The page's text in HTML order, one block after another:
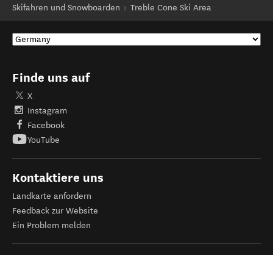
Skifahren und Snowboarden
Treble Cone Ski Area
Finde uns auf
X
Instagram
Facebook
YouTube
Kontaktiere uns
Landkarte anfordern
Feedback zur Website
Ein Problem melden